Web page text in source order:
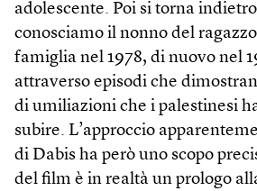
adolescente. Poi si torna
conosciamo il nonno del
famiglia nel 1978, di nuovo nel
attraverso episodi che
di umiliazioni che i palestinesi
subire. L’approccio
di Dabis ha però uno scopo
del film è in realtà un prologo